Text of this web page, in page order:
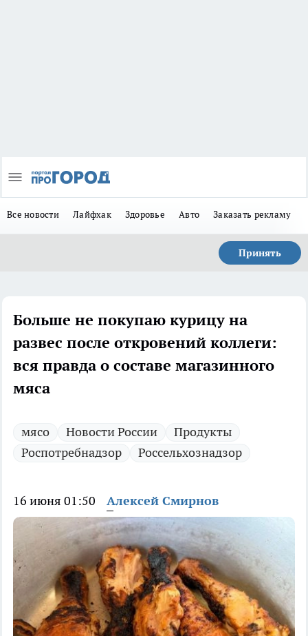
Все новости Лайфхак Здоровье Авто Заказать рекламу
Принять
Больше не покупаю курицу на
развес после откровений коллеги:
вся правда о составе магазинного
мяса
мясо Новости России
Продукты
Роспотребнадзор
Россельхознадзор
16 июня 01:50 Алексей Смирнов